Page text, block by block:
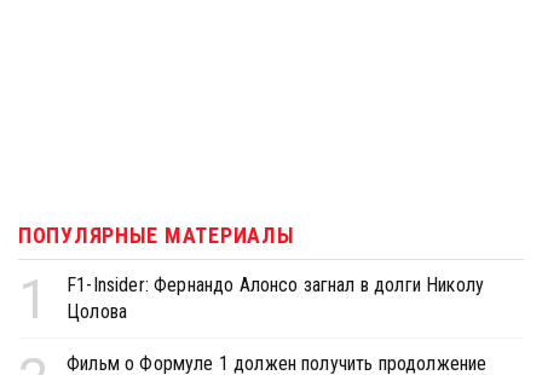
ПОПУЛЯРНЫЕ МАТЕРИАЛЫ
1
F1-Insider: Фернандо Алонсо загнал в долги Николу
Цолова
Фильм о Формуле 1 должен получить продолжение